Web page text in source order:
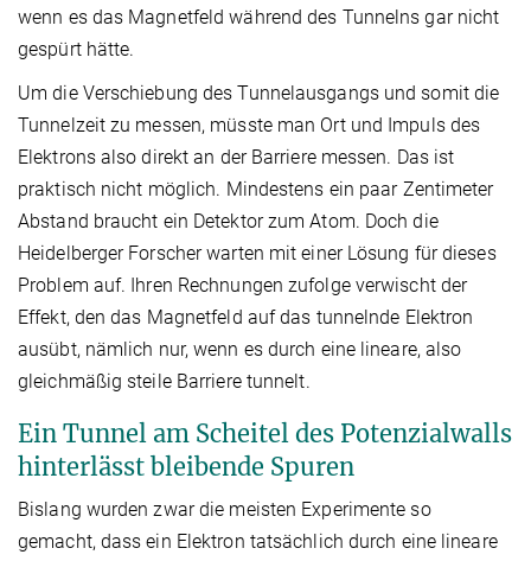
wenn es das Magnetfeld während des Tunnelns gar nicht
gespürt hätte.
Um die Verschiebung des Tunnelausgangs und somit die
Tunnelzeit zu messen, müsste man Ort und Impuls des
Elektrons also direkt an der Barriere messen. Das ist
praktisch nicht möglich. Mindestens ein paar Zentimeter
Abstand braucht ein Detektor zum Atom. Doch die
Heidelberger Forscher warten mit einer Lösung für dieses
Problem auf. Ihren Rechnungen zufolge verwischt der
Effekt, den das Magnetfeld auf das tunnelnde Elektron
ausübt, nämlich nur, wenn es durch eine lineare, also
gleichmäßig steile Barriere tunnelt.
Ein Tunnel am Scheitel des Potenzialwalls
hinterlässt bleibende Spuren
Bislang wurden zwar die meisten Experimente so
gemacht, dass ein Elektron tatsächlich durch eine lineare